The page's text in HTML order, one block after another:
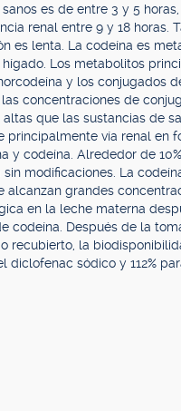
es de entre 3 y 5
renal entre 9 y 18 horas.
es lenta. La codeína es
Los metabolitos
y los conjugados
concentraciones de
que las sustancias de
principalmente vía renal en
y codeína. Alrededor de
modificaciones. La
alcanzan grandes
en la leche materna
codeína. Después de la
recubierto, la
diclofenac sódico y 112%